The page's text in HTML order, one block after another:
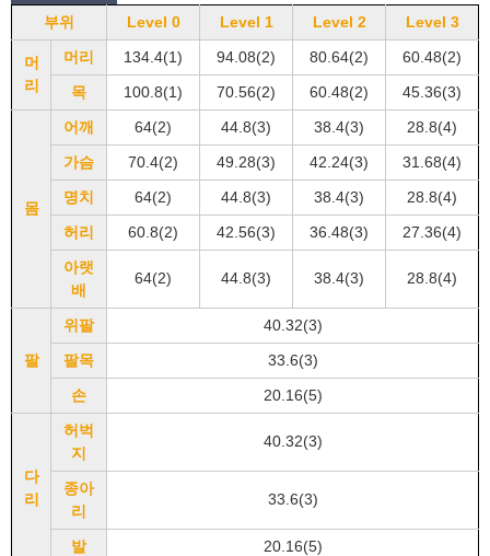
부위 Level 0 Level 1 Level 2 Level 3
머
리
머리 134.4(1) 94.08(2) 80.64(2)
60.48(2)
목
100.8(1) 70.56(2) 60.48(2) 45.36(3)
몸
어깨 64(2) 44.8(3) 38.4(3)
28.8(4)
가슴
70.4(2) 49.28(3) 42.24(3)
31.68(4)
명치
64(2) 44.8(3) 38.4(3)
28.8(4)
허리
60.8(2) 42.56(3) 36.48(3)
27.36(4)
아랫
배
64(2) 44.8(3) 38.4(3) 28.8(4)
팔
위팔
40.32(3)
팔목
33.6(3)
손
20.16(5)
다
리
허벅
지
40.32(3)
종아
리
33.6(3)
발 20.16(5)